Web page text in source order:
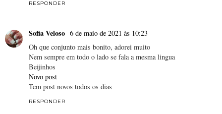
RESPONDER
Sofia Veloso 6 de maio de 2021 às 10:23
Oh que conjunto mais bonito, adorei muito
Nem sempre em todo o lado se fala a mesma lingua
Beijinhos
Novo post
Tem post novos todos os dias
RESPONDER